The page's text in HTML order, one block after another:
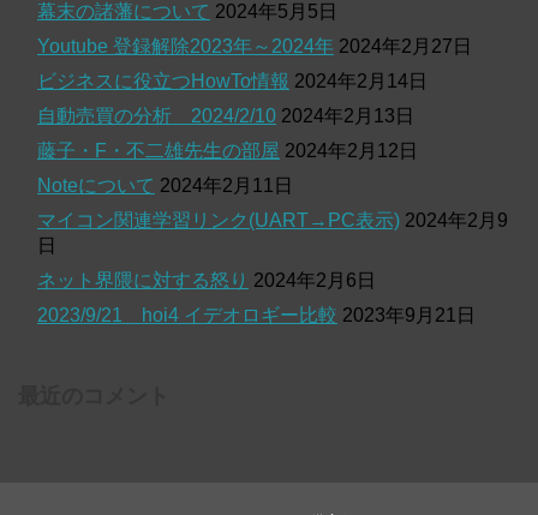
幕末の諸藩について 2024年5月5日
Youtube 登録解除2023年～2024年 2024年2月27日
ビジネスに役立つHowTo情報 2024年2月14日
自動売買の分析 2024/2/10 2024年2月13日
藤子・F・不二雄先生の部屋 2024年2月12日
Noteについて 2024年2月11日
マイコン関連学習リンク(UART→PC表示) 2024年2月9
日
ネット界隈に対する怒り 2024年2月6日
2023/9/21 hoi4 イデオロギー比較 2023年9月21日